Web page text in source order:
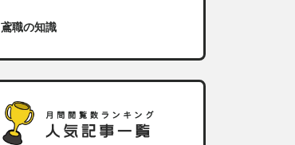
鳶職の知識